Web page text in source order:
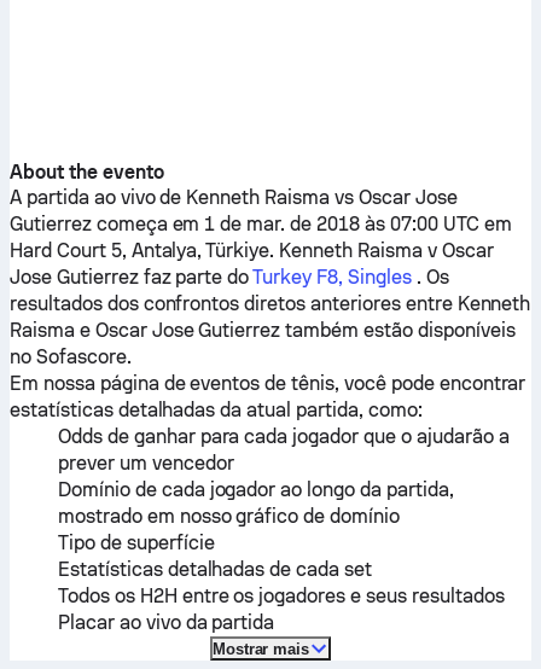
About the evento
A partida ao vivo de Kenneth Raisma vs Oscar Jose
Gutierrezcomeça em 1 de mar. de 2018 às 07:00 UTC em
Hard Court 5, Antalya, Türkiye. Kenneth Raisma v Oscar
Jose Gutierrezfaz parte doTurkey F8, Singles . Os
resultados dos confrontos diretos anteriores entre Kenneth
Raisma e Oscar Jose Gutierrez também estão disponíveis
no Sofascore.
Em nossa página de eventos de tênis, você pode encontrar
estatísticas detalhadas da atual partida, como:
Odds de ganhar para cada jogador que o ajudarão a
prever um vencedor
Domínio de cada jogador ao longo da partida,
mostrado em nosso gráfico de domínio
Tipo de superfície
Estatísticas detalhadas de cada set
Todos os H2H entre os jogadores e seus resultados
Placar ao vivo da partida
Mostrar mais